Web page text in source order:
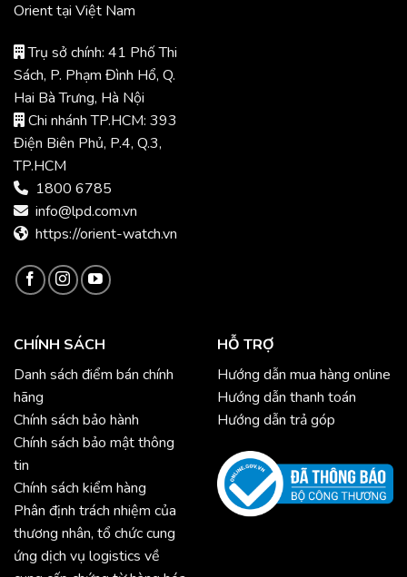
Orient tại Việt Nam
Trụ sở chính: 41 Phố Thi
Sách, P. Phạm Đình Hổ, Q.
Hai Bà Trưng, Hà Nội
Chi nhánh TP.HCM: 393
Điện Biên Phủ, P.4, Q.3,
TP.HCM
1800 6785
info@lpd.com.vn
https://orient-watch.vn
CHÍNH SÁCH
Danh sách điểm bán chính
hãng
Chính sách bảo hành
Chính sách bảo mật thông
tin
Chính sách kiểm hàng
Phân định trách nhiệm của
thương nhân, tổ chức cung
ứng dịch vụ logistics về
HỖ TRỢ
Hướng dẫn mua hàng online
Hướng dẫn thanh toán
Hướng dẫn trả góp